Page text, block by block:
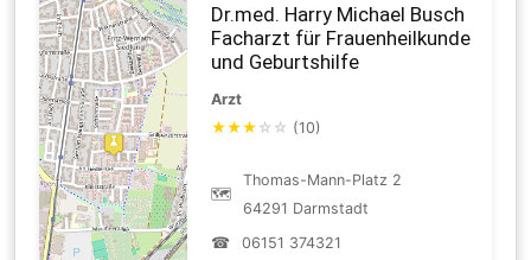
Dr.med. Harry Michael Busch
Facharzt für Frauenheilkunde
und Geburtshilfe
Arzt
★★★ ☆ ☆ (10)
🗺
Thomas-Mann-Platz 2
64291 Darmstadt
☎
06151 374321